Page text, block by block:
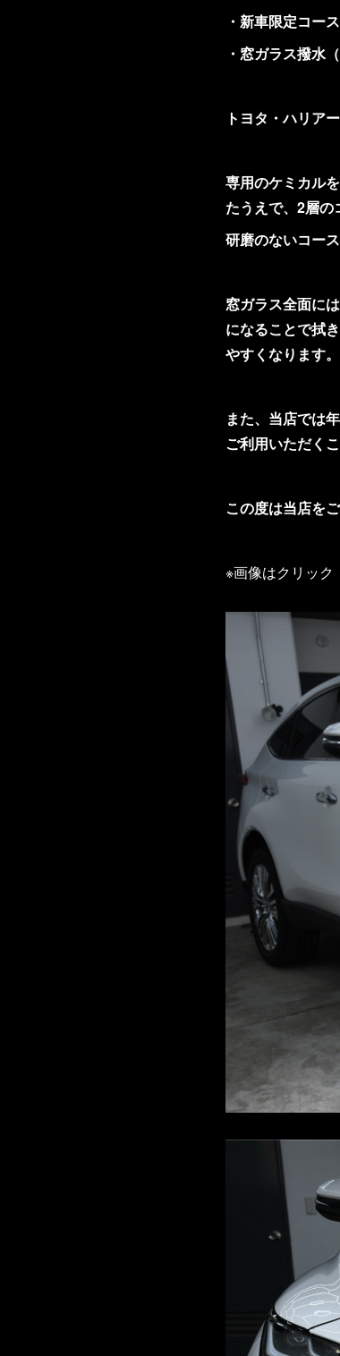
・新車限定コース
・窓ガラス撥水
トヨタ・ハリア
専用のケミカル
たうえで、2層の
研磨のないコー
窓ガラス全面に
になることで拭
やすくなります。
また、当店では
ご利用いただく
この度は当店を
※画像はクリック